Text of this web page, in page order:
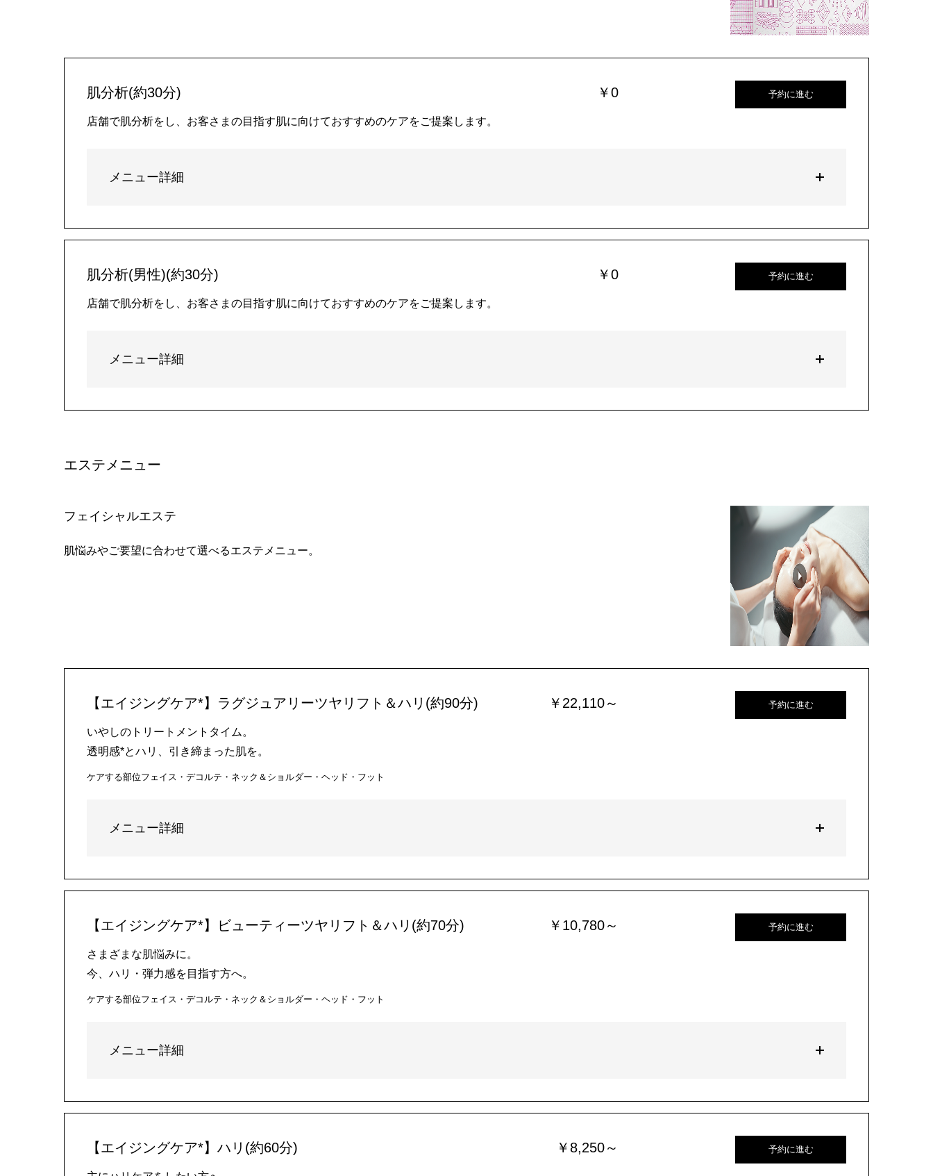
肌分析(約30分) ￥0
店舗で肌分析をし、お客さまの目指す肌に向けておすすめのケアをご提案します。
予約に進む
メニュー詳細
肌分析(男性)(約30分) ￥0
店舗で肌分析をし、お客さまの目指す肌に向けておすすめのケアをご提案します。
予約に進む
メニュー詳細
エステメニュー
フェイシャルエステ
肌悩みやご要望に合わせて選べるエステメニュー。
【エイジングケア*】ラグジュアリーツヤリフト＆ハリ(約90分) ￥22,110～
いやしのトリートメントタイム。
透明感*とハリ、引き締まった肌を。
ケアする部位フェイス・デコルテ・ネック＆ショルダー・ヘッド・フット
予約に進む
メニュー詳細
【エイジングケア*】ビューティーツヤリフト＆ハリ(約70分) ￥10,780～
さまざまな肌悩みに。
今、ハリ・弾力感を目指す方へ。
ケアする部位フェイス・デコルテ・ネック＆ショルダー・ヘッド・フット
予約に進む
メニュー詳細
【エイジングケア*】ハリ(約60分) ￥8,250～ 予約に進む